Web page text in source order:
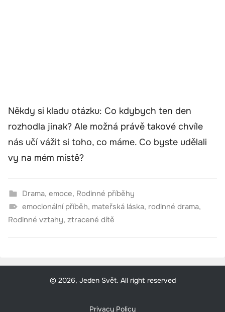
Někdy si kladu otázku: Co kdybych ten den
rozhodla jinak? Ale možná právě takové chvíle
nás učí vážit si toho, co máme. Co byste udělali
vy na mém místě?
Drama, emoce, Rodinné příběhy
emocionální příběh, mateřská láska, rodinné drama,
Rodinné vztahy, ztracené dítě
© 2026, Jeden Svět. All right reserved
Privacy Policy